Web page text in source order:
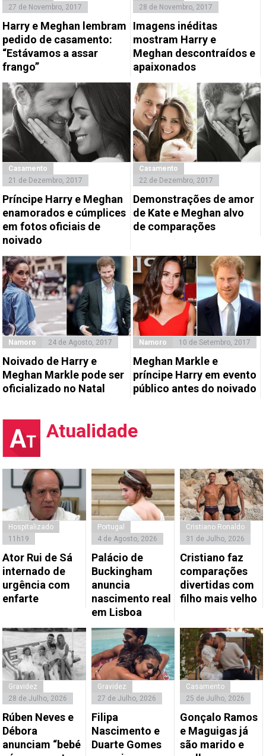
27 de Novembro, 2017
Harry e Meghan lembram
pedido de casamento:
“Estávamos a assar
frango”
28 de Novembro, 2017
Imagens inéditas
mostram Harry e
Meghan descontraídos e
apaixonados
Casamento
21 de Dezembro, 2017
Príncipe Harry e Meghan
enamorados e cúmplices
em fotos oficiais de
noivado
Casamento
22 de Dezembro, 2017
Demonstrações de amor
de Kate e Meghan alvo
de comparações
Namoro 24 de Agosto, 2017
Noivado de Harry e
Meghan Markle pode ser
oficializado no Natal
Namoro 10 de Setembro, 2017
Meghan Markle e
príncipe Harry em evento
público antes do noivado
Atualidade
Hospitalizado
11h19
Ator Rui de Sá
internado de
urgência com
enfarte
Portugal
4 de Agosto, 2026
Palácio de
Buckingham
anuncia
nascimento real
em Lisboa
Cristiano Ronaldo
31 de Julho, 2026
Cristiano faz
comparações
divertidas com
filho mais velho
Gravidez
28 de Julho, 2026
Rúben Neves e
Débora
anunciam “bebé
Gravidez
27 de Julho, 2026
Filipa
Nascimento e
Duarte Gomes
Casamento
25 de Julho, 2026
Gonçalo Ramos
e Maguigas já
são marido e